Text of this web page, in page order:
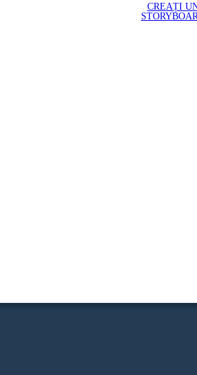
CREAȚI